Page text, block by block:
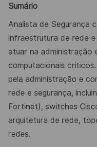
Sumário
Analista de Segurança
infraestrutura de rede
atuar na administração
computacionais
pela administração e
rede e segurança,
Fortinet), switches
arquitetura de rede,
redes.